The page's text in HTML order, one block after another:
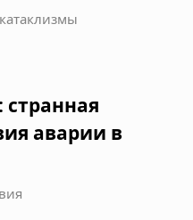
аварии в